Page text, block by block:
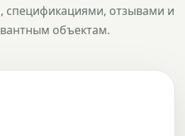
спецификациями, отзывами и
объектам.